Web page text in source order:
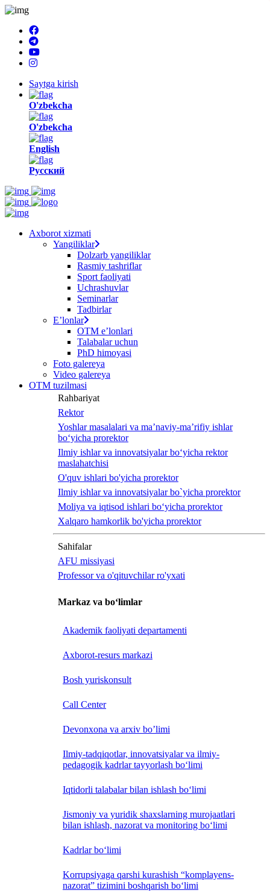
Saytga kirish
O'zbekcha
O'zbekcha
English
Русский
Axborot xizmati
Yangiliklar
Dolzarb yangiliklar
Rasmiy tashriflar
Sport faoliyati
Uchrashuvlar
Seminarlar
Tadbirlar
Eʼlonlar
OTM eʼlonlari
Talabalar uchun
PhD himoyasi
Foto galereya
Video galereya
OTM tuzilmasi
Rahbariyat
Rektor
Yoshlar masalalari va ma’naviy-ma’rifiy ishlar
bo‘yicha prorektor
Ilmiy ishlar va innovatsiyalar bo‘yicha rektor
maslahatchisi
O'quv ishlari bo'yicha prorektor
Ilmiy ishlar va innovatsiyalar bo`yicha prorektor
Moliya va iqtisod ishlari bo‘yicha prorektor
Xalqaro hamkorlik bo'yicha prorektor
Sahifalar
AFU missiyasi
Professor va o'qituvchilar ro'yxati
Markaz va bo‘limlar
Akademik faoliyati departamenti
Axborot-resurs markazi
Bosh yuriskonsult
Call Center
Devonxona va arxiv bo’limi
Ilmiy-tadqiqotlar, innovatsiyalar va ilmiy-
pedagogik kadrlar tayyorlash bo‘limi
Iqtidorli talabalar bilan ishlash bo‘limi
Jismoniy va yuridik shaxslarning murojaatlari
bilan ishlash, nazorat va monitoring bo‘limi
Kadrlar bo‘limi
Korrupsiyaga qarshi kurashish “komplayens-
nazorat” tizimini boshqarish bo‘limi